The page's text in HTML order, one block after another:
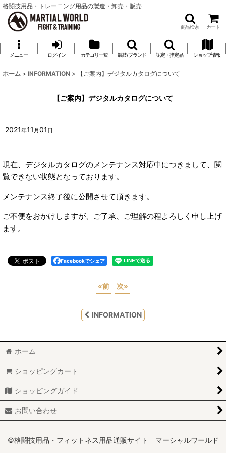
格闘技用品・トレーニング用品の製造・卸売・販売
商品検索 カート
メニュー ログイン カテゴリ一覧 競技/ブランド 認定・指定品 ショップ情報
ホーム > INFORMATION > 【ご案内】デジタルカタログについて
【ご案内】デジタルカタログについて
2021年11 月01 日
現在、デジタルカタログのメンテナンス対応中につきまして、閲
覧できない状態となっております。
メンテナンス終了後に公開させて頂きます。
ご不便をおかけしますが、ご了承、ご理解の程よろしく申し上げ
ます。
Facebookでシェア
«前 次»
INFORMATION
ホーム
ショッピングカート
ショッピングガイド
お問い合わせ
©格闘技用品・フィットネス用品通販サイト マーシャルワールド